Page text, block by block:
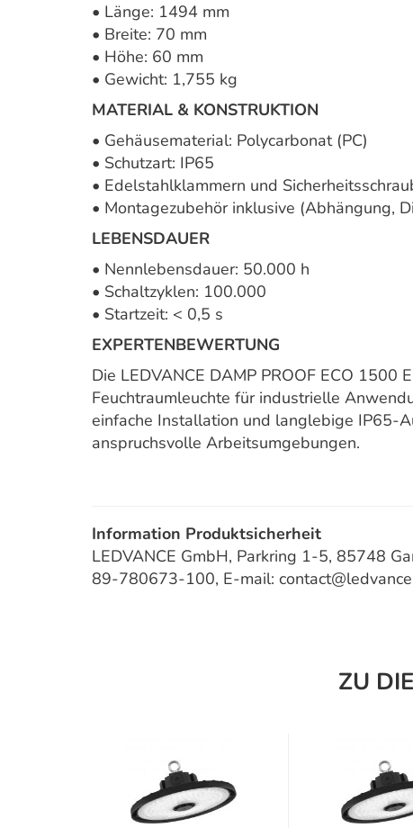
• Länge: 1494 mm
• Breite: 70 mm
• Höhe: 60 mm
• Gewicht: 1,755 kg
MATERIAL & KONSTRUKTION
• Gehäusematerial: Polycarbonat (PC)
• Schutzart: IP65
• Edelstahlklammern und
• Montagezubehör inklusive (Abhängung,
LEBENSDAUER
• Nennlebensdauer: 50.000 h
• Schaltzyklen: 100.000
• Startzeit: < 0,5 s
EXPERTENBEWERTUNG
Die LEDVANCE DAMP PROOF ECO 1500
Feuchtraumleuchte für industrielle
einfache Installation und langlebige IP65-
anspruchsvolle Arbeitsumgebungen.
Information Produktsicherheit
LEDVANCE GmbH, Parkring 1-5, 85748
89-780673-100, E-mail:
ZU